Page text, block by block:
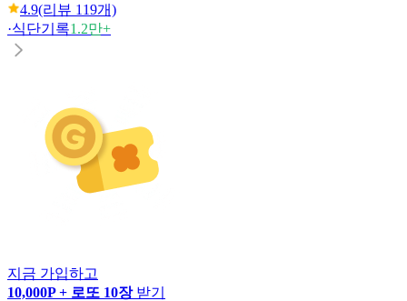
4.9(리뷰 119개)
·식단기록1.2만+
지금 가입하고
10,000P + 로또 10장 받기